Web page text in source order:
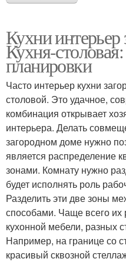
Кухни интерьер
Кухня-
планировки
Часто интерьер кухни
столовой. Это удачное,
комбинация открывает
интерьера. Делать
загородном доме нужно
является распределение
зонами. Комнату нужно
будет исполнять роль
Разделить эти две зоны
способами. Чаще всего
кухонной мебели, разных
Например, на границе со
красивый сквозной